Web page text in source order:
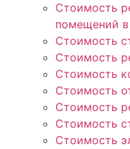
Стоимость
помещений
Стоимость
Стоимость
Стоимость
Стоимость
Стоимость
Стоимость
Стоимость